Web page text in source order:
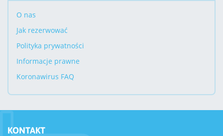
O nas
Jak rezerwować
Polityka prywatności
Informacje prawne
Koronawirus FAQ
KONTAKT